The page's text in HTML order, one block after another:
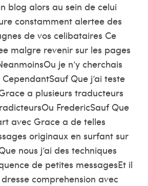
blog alors au sein de celui
constamment alertee des
de vos celibataires Ce
malgre revenir sur les pages
je n’y cherchais
Que j’ai teste
a plusieurs traducteurs
FredericSauf Que
avec Grace a de telles
originaux en surfant sur
nous j’ai des techniques
de petites messagesEt il
comprehension avec